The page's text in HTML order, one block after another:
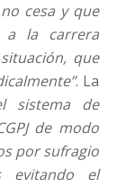
cesa y que
a la carrera
que
. La
sistema de
de modo
por sufragio
evitando el